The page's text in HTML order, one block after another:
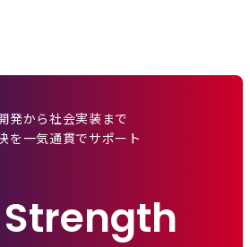
発から社会実装まで
を一気通貫でサポート